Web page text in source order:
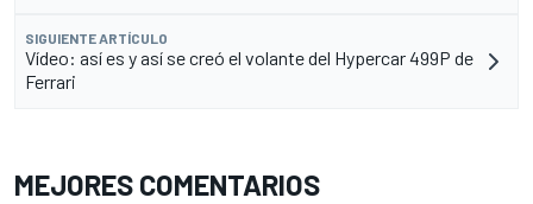
SIGUIENTE ARTÍCULO
Vídeo: así es y así se creó el volante del Hypercar 499P de
Ferrari
MEJORES COMENTARIOS